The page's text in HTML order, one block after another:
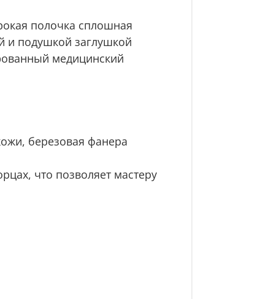
полочка сплошная
и подушкой заглушкой
медицинский
березовая фанера
что позволяет мастеру